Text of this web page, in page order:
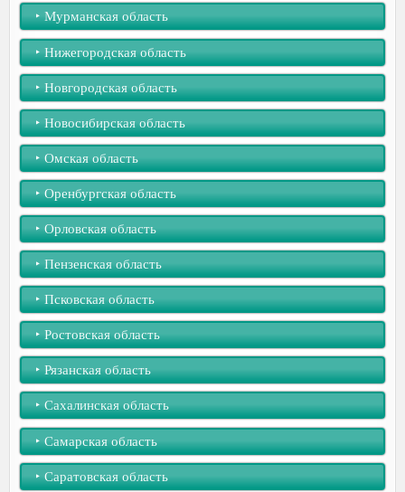
‣︎ Мурманская область
‣︎ Нижегородская область
‣︎ Новгородская область
‣︎ Новосибирская область
‣︎ Омская область
‣︎ Оренбургская область
‣︎ Орловская область
‣︎ Пензенская область
‣︎ Псковская область
‣︎ Ростовская область
‣︎ Рязанская область
‣︎ Сахалинская область
‣︎ Самарская область
‣︎ Саратовская область